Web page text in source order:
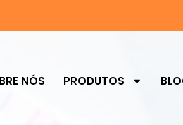
NÓS PRODUTOS